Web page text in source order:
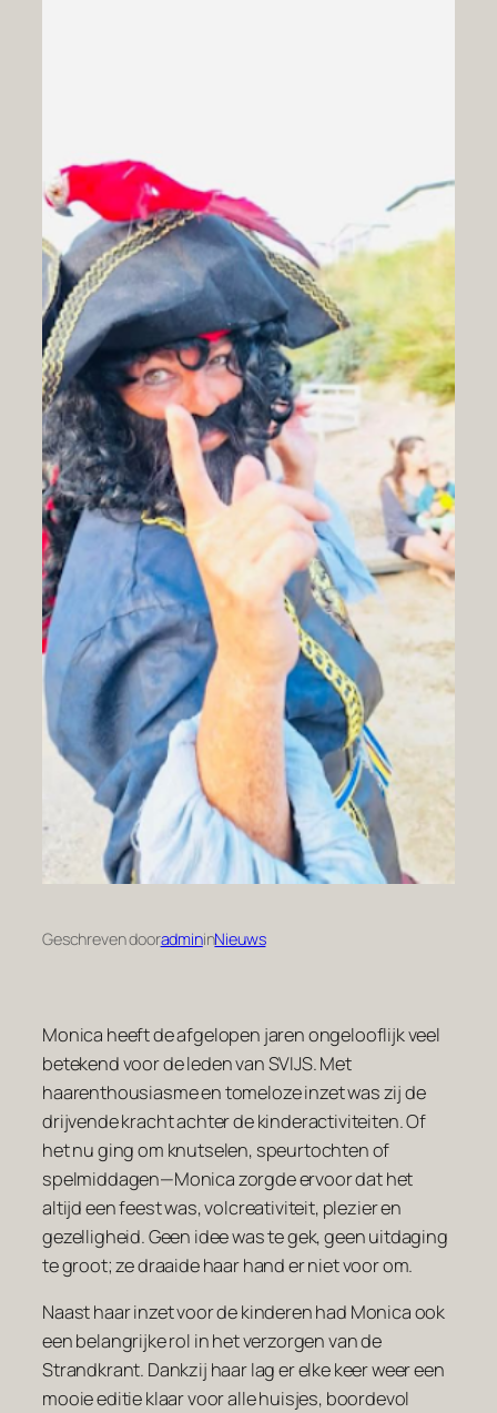
Geschreven dooradmininNieuws
Monica heeft de afgelopen jaren ongelooflijk veel
betekend voor de leden van SVIJS. Met
haarenthousiasme en tomeloze inzet was zij de
drijvende kracht achter de kinderactiviteiten. Of
het nu ging om knutselen, speurtochten of
spelmiddagen—Monica zorgde ervoor dat het
altijd een feest was, volcreativiteit, plezier en
gezelligheid. Geen idee was te gek, geen uitdaging
te groot; ze draaide haar hand er niet voor om.
Naast haar inzet voor de kinderen had Monica ook
een belangrijke rol in het verzorgen van de
Strandkrant. Dankzij haar lag er elke keer weer een
mooie editie klaar voor alle huisjes, boordevol